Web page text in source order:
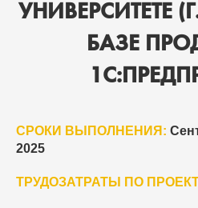
УНИВЕРСИТЕТЕ
БАЗЕ
СРОКИ ВЫПОЛНЕНИЯ:
2025
ТРУДОЗАТРАТЫ ПО